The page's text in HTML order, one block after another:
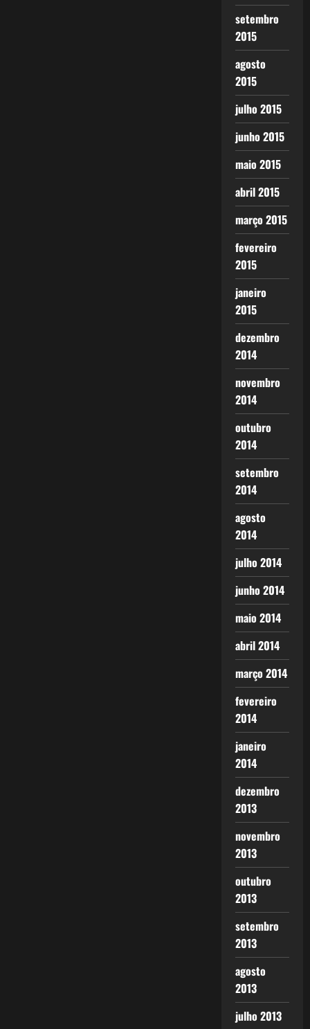
setembro
2015
agosto
2015
julho 2015
junho 2015
maio 2015
abril 2015
março 2015
fevereiro
2015
janeiro
2015
dezembro
2014
novembro
2014
outubro
2014
setembro
2014
agosto
2014
julho 2014
junho 2014
maio 2014
abril 2014
março 2014
fevereiro
2014
janeiro
2014
dezembro
2013
novembro
2013
outubro
2013
setembro
2013
agosto
2013
julho 2013